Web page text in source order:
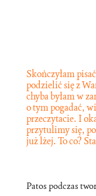
Skończyłam
podzielić się z
chyba byłam w
o tym pogadać,
przeczytacie. I
przytulimy się,
już lżej. To co?
Patos podczas